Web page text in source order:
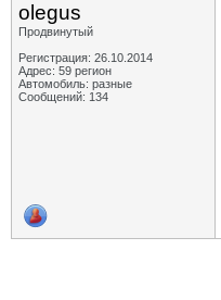
olegus
Продвинутый
Регистрация: 26.10.2014
Адрес: 59 регион
Автомобиль: разные
Сообщений: 134